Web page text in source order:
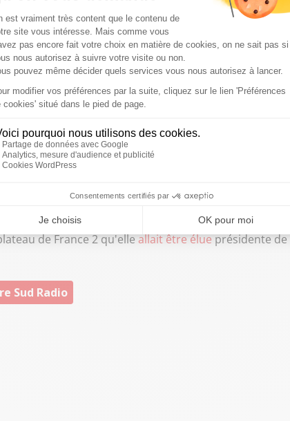
plus partagé, mais là encore, l'ancien ministre de
Parmi les personnes qui ont voté François
contre 26 % pour Marine Le Pen et 27 % qui
soir de faire barrage au Front national a-t-elle fait
Jean-Luc Mélenchon, qui n'a pas souhaité prendre
48 % de ses électeurs au premier tour annoncent
% pour Marine Le Pen et 33 % qui veulent
Le Pen ne peut espérer l'emporter le soir du 7
de France 2 qu'elleallait être élueprésidente de
Sud Radio